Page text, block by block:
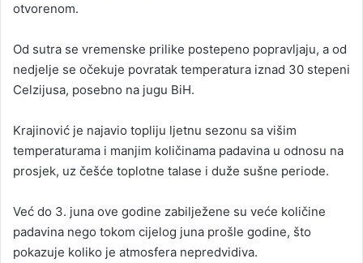
otvorenom.
Od sutra se vremenske prilike postepeno popravljaju, a od
nedjelje se očekuje povratak temperatura iznad 30 stepeni
Celzijusa, posebno na jugu BiH.
Krajinović je najavio topliju ljetnu sezonu sa višim
temperaturama i manjim količinama padavina u odnosu na
prosjek, uz češće toplotne talase i duže sušne periode.
Već do 3. juna ove godine zabilježene su veće količine
padavina nego tokom cijelog juna prošle godine, što
pokazuje koliko je atmosfera nepredvidiva.